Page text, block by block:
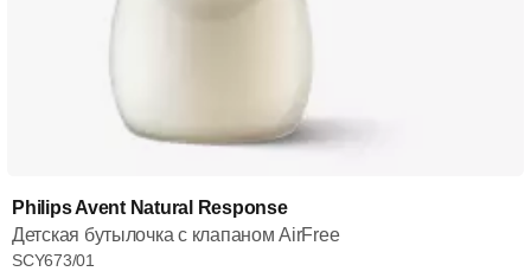
Philips Avent Natural Response
Детская бутылочка с клапаном AirFree
SCY673/01